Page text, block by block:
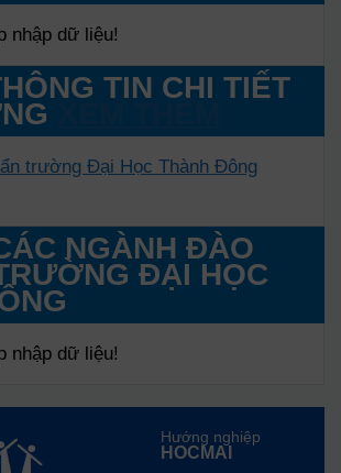
nhập dữ liệu!
TIN CHI TIẾT
trường Đại Học Thành Đông
NGÀNH ĐÀO
ĐẠI HỌC
nhập dữ liệu!
Hướng nghiệp
HOCMAI